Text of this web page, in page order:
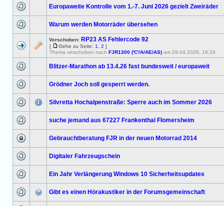
Europaweite Kontrolle vom 1.-7. Juni 2026 gezielt Zweiräder
Warum werden Motorräder übersehen
Verschoben: RP23 AS Fehlercode 92
[ Gehe zu Seite: 1 2 ]
Thema verschoben nach FJR1300 ('C'/A/AE/AS) am 29.04.2026, 18:24.
Blitzer-Marathon ab 13.4.26 fast bundesweit / europaweit
Grödner Joch soll gesperrt werden.
Silvretta Hochalpenstraße: Sperre auch im Sommer 2026
suche jemand aus 67227 Frankenthal Flomersheim
Gebrauchtberatung FJR in der neuen Motorrad 2014
Digitaler Fahrzeugschein
Ein Jahr Verlängerung Windows 10 Sicherheitsupdates
Gibt es einen Hörakustiker in der Forumsgemeinschaft